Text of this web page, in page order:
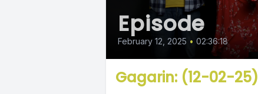
Episode
February 12, 2025 • 02:36:18
Gagarin: (12-02-25)